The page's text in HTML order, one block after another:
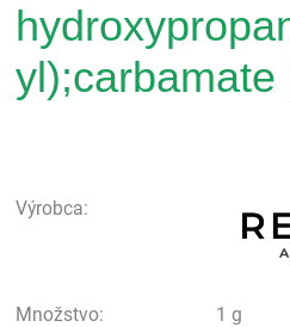
yl);carbamate
Výrobca:
Množstvo:
1 g